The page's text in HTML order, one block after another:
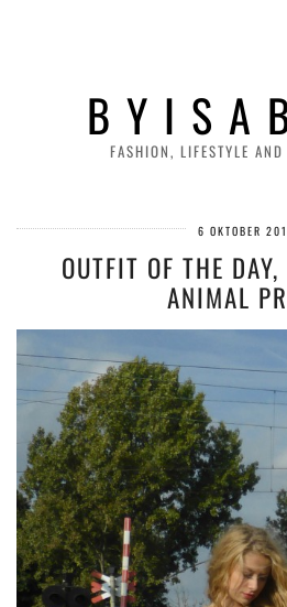
B Y I S A
FASHION, LIFESTYLE
6 OKTOBER
OUTFIT OF THE
ANIMAL